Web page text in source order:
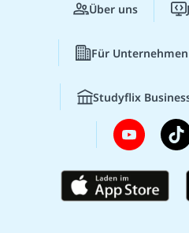
Über uns
Für Unternehmen
Studyflix